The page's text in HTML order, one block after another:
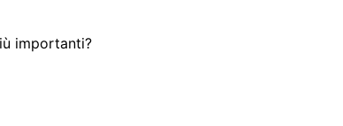
importanti?